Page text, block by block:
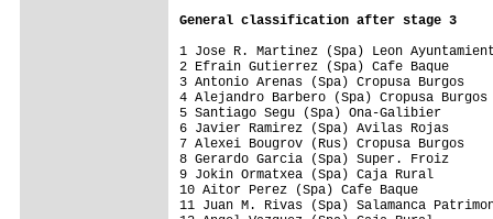
General classification after stage 3
1 Jose R. Martinez (Spa) Leon
2 Efrain Gutierrez (Spa) Cafe Baque
3 Antonio Arenas (Spa) Cropusa
4 Alejandro Barbero (Spa) Cropusa
5 Santiago Segu (Spa) Ona-Galibier
6 Javier Ramirez (Spa) Avilas Rojas
7 Alexei Bougrov (Rus) Cropusa
8 Gerardo Garcia (Spa) Super. Froiz
9 Jokin Ormatxea (Spa) Caja Rural
10 Aitor Perez (Spa) Cafe Baque
11 Juan M. Rivas (Spa) Salamanca